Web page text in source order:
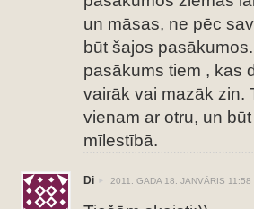
un māsas, ne pēc
būt šajos
pasākums tiem , kas
vairāk vai mazāk zin.
vienam ar otru, un
mīlestībā.
Di 2011. GADA 18. JANVĀRIS 11:58